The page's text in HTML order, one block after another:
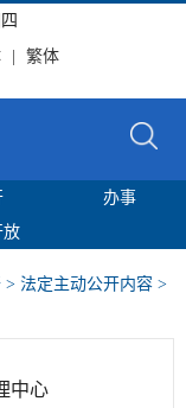
繁体
办事
放
> 法定主动公开内容 >
中心